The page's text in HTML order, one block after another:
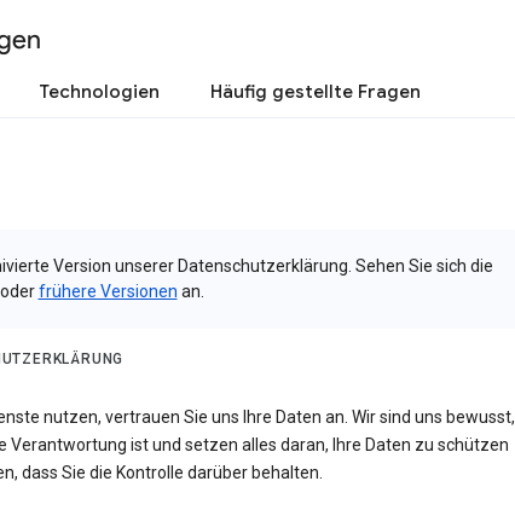
Technologien Häufig gestellte Fragen
Version unserer Datenschutzerklärung. Sehen Sie sich die
oderfrühere Versionen an.
nutzen, vertrauen Sie uns Ihre Daten an. Wir sind uns bewusst,
Verantwortung ist und setzen alles daran, Ihre Daten zu schützen
dass Sie die Kontrolle darüber behalten.